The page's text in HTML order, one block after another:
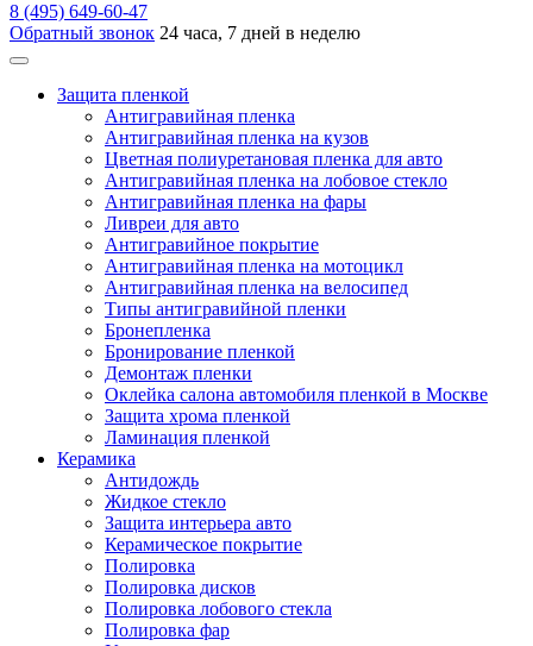
8 (495) 649-60-47
Обратный звонок 24 часа, 7 дней в неделю
Защита пленкой
Антигравийная пленка
Антигравийная пленка на кузов
Цветная полиуретановая пленка для авто
Антигравийная пленка на лобовое стекло
Антигравийная пленка на фары
Ливреи для авто
Антигравийное покрытие
Антигравийная пленка на мотоцикл
Антигравийная пленка на велосипед
Типы антигравийной пленки
Бронепленка
Бронирование пленкой
Демонтаж пленки
Оклейка салона автомобиля пленкой в Москве
Защита хрома пленкой
Ламинация пленкой
Керамика
Антидождь
Жидкое стекло
Защита интерьера авто
Керамическое покрытие
Полировка
Полировка дисков
Полировка лобового стекла
Полировка фар